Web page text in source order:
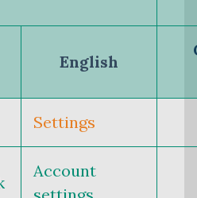
English
Settings
Account